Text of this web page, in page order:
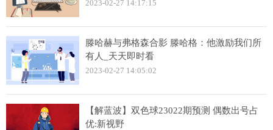
2023-02-27 14:17:15
滕哈赫与弗格森合影 滕哈格：他激励我们所
有人_天天即时看
2023-02-27 14:05:02
【解蓝波】双色球23022期预测 偶数出号占
优:新视野